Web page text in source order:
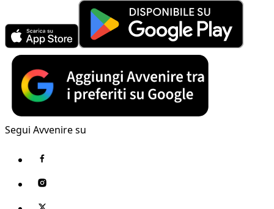
Segui Avvenire su